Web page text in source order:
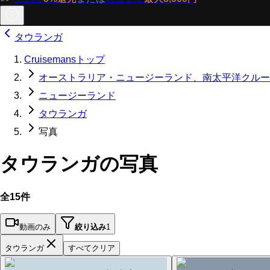
タウランガ
Cruisemansトップ
オーストラリア・ニュージーランド、南太平洋クル
ニュージーランド
タウランガ
写真
タウランガの写真
全15件
動画のみ 絞り込み1
タウランガ すべてクリア